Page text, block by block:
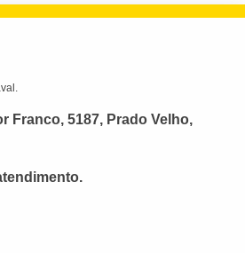
Franco, 5187, Prado Velho,